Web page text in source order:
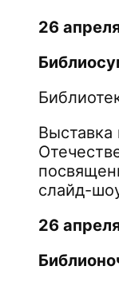
26
слайд-
26